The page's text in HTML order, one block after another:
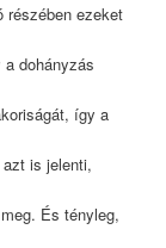
részében ezeket
dohányzás
így a
is jelenti,
És tényleg,